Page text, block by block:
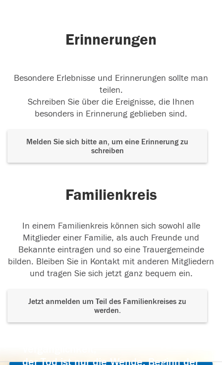
Erinnerungen
Besondere Erlebnisse und Erinnerungen sollte man
teilen.
Schreiben Sie über die Ereignisse, die Ihnen
besonders in Erinnerung geblieben sind.
Melden Sie sich bitte an, um eine Erinnerung zu
schreiben
Familienkreis
In einem Familienkreis können sich sowohl alle
Mitglieder einer Familie, als auch Freunde und
Bekannte eintragen und so eine Trauergemeinde
bilden. Bleiben Sie in Kontakt mit anderen Mitgliedern
und tragen Sie sich jetzt ganz bequem ein.
Jetzt anmelden um Teil des Familienkreises zu
werden.
der Tod ist nur die Wende, Beginn der